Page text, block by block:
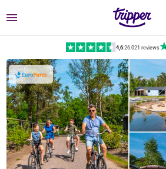
Menu
4,6|26.021 reviews